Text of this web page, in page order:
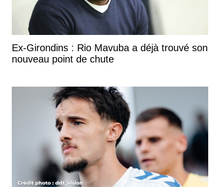
Ex-Girondins : Rio Mavuba a déjà trouvé son
nouveau point de chute